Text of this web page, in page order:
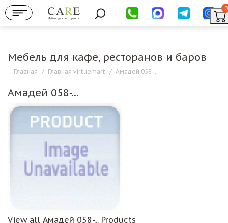
Мебель для ресторанов
0
Мебель для кафе, ресторанов и баров
Главная / Главная virtuemart / Амадей 058-...
Амадей 058-...
View all Амадей 058-... Products